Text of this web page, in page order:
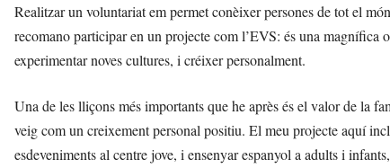
Realitzar un voluntariat em permet conèixer persones de tot el
recomano participar en un projecte com l’EVS: és una magnífica
experimentar noves cultures, i créixer personalment.
Una de les lliçons més importants que he après és el valor de la
veig com un creixement personal positiu. El meu projecte aquí
esdeveniments al centre jove, i ensenyar espanyol a adults i